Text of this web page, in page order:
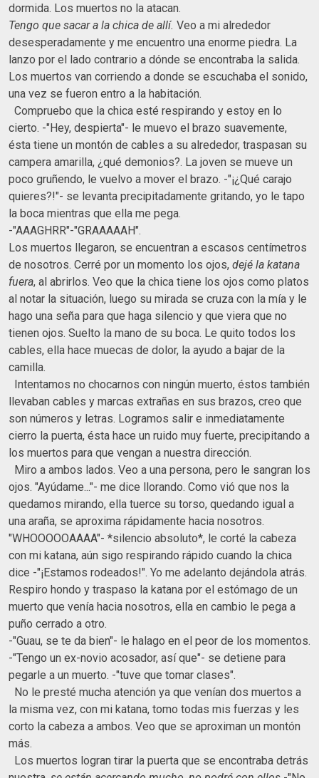
dormida. Los muertos no la atacan.
Tengo que sacar a la chica de allí. Veo a mi alrededor
desesperadamente y me encuentro una enorme piedra. La
lanzo por el lado contrario a dónde se encontraba la salida.
Los muertos van corriendo a donde se escuchaba el sonido,
una vez se fueron entro a la habitación.
Compruebo que la chica esté respirando y estoy en lo
cierto. -"Hey, despierta"- le muevo el brazo suavemente,
ésta tiene un montón de cables a su alrededor, traspasan su
campera amarilla, ¿qué demonios?. La joven se mueve un
poco gruñendo, le vuelvo a mover el brazo. -"¡¿Qué carajo
quieres?!"- se levanta precipitadamente gritando, yo le tapo
la boca mientras que ella me pega.
-"AAAGHRR"-"GRAAAAAH".
Los muertos llegaron, se encuentran a escasos centímetros
de nosotros. Cerré por un momento los ojos, dejé la katana
fuera, al abrirlos. Veo que la chica tiene los ojos como platos
al notar la situación, luego su mirada se cruza con la mía y le
hago una seña para que haga silencio y que viera que no
tienen ojos. Suelto la mano de su boca. Le quito todos los
cables, ella hace muecas de dolor, la ayudo a bajar de la
camilla.
Intentamos no chocarnos con ningún muerto, éstos también
llevaban cables y marcas extrañas en sus brazos, creo que
son números y letras. Logramos salir e inmediatamente
cierro la puerta, ésta hace un ruido muy fuerte, precipitando a
los muertos para que vengan a nuestra dirección.
Miro a ambos lados. Veo a una persona, pero le sangran los
ojos. "Ayúdame..."- me dice llorando. Como vió que nos la
quedamos mirando, ella tuerce su torso, quedando igual a
una araña, se aproxima rápidamente hacia nosotros.
"WHOOOOOAAAA"- *silencio absoluto*, le corté la cabeza
con mi katana, aún sigo respirando rápido cuando la chica
dice -"¡Estamos rodeados!". Yo me adelanto dejándola atrás.
Respiro hondo y traspaso la katana por el estómago de un
muerto que venía hacia nosotros, ella en cambio le pega a
puño cerrado a otro.
-"Guau, se te da bien"- le halago en el peor de los momentos.
-"Tengo un ex-novio acosador, así que"- se detiene para
pegarle a un muerto. -"tuve que tomar clases".
No le presté mucha atención ya que venían dos muertos a
la misma vez, con mi katana, tomo todas mis fuerzas y les
corto la cabeza a ambos. Veo que se aproximan un montón
más.
Los muertos logran tirar la puerta que se encontraba detrás